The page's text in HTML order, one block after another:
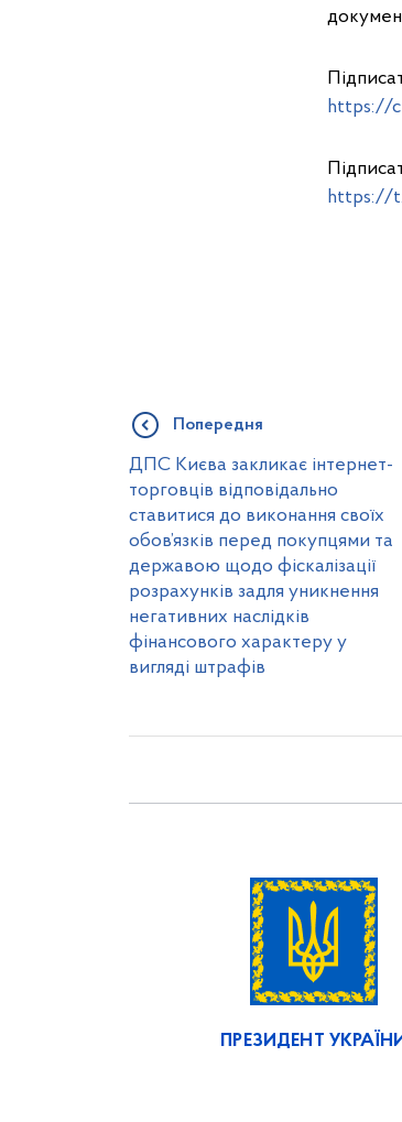
https://
https://
Попередня
ДПС Києва закликає інтернет-
торговців відповідально
ставитися до виконання своїх
обов’язків перед покупцями та
державою щодо фіскалізації
розрахунків задля уникнення
негативних наслідків
фінансового характеру у
вигляді штрафів
ПРЕЗИДЕНТ УКРАЇНИ